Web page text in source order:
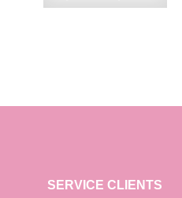
SERVICE CLIENTS